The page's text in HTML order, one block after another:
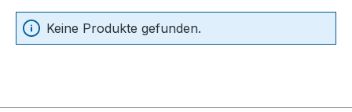
Keine Produkte gefunden.